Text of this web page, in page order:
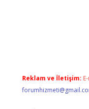
Reklam ve İletişim: